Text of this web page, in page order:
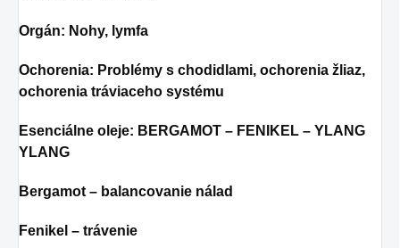
Orgán: Nohy, lymfa
Ochorenia: Problémy s chodidlami, ochorenia žliaz,
ochorenia tráviaceho systému
Esenciálne oleje: BERGAMOT – FENIKEL – YLANG
YLANG
Bergamot – balancovanie nálad
Fenikel – trávenie